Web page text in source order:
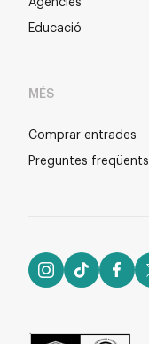
Agències
Educació
MÉS
Comprar entrades
Preguntes freqüents